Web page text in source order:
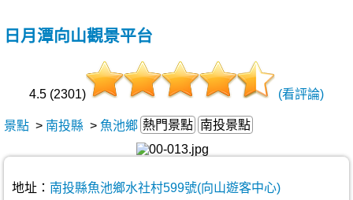
日月潭向山觀景平台
4.5 (2301) (看評論)
景點 > 南投縣 > 魚池鄉 熱門景點 南投景點
地址： 南投縣魚池鄉水社村599號(向山遊客中心)